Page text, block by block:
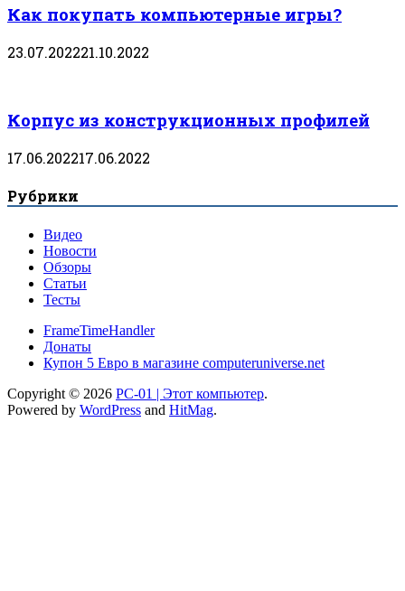
Как покупать компьютерные игры?
23.07.202221.10.2022
Корпус из конструкционных профилей
17.06.202217.06.2022
Рубрики
Видео
Новости
Обзоры
Статьи
Тесты
FrameTimeHandler
Донаты
Купон 5 Евро в магазине computeruniverse.net
Copyright © 2026 PC-01 | Этот компьютер.
Powered by WordPress and HitMag.